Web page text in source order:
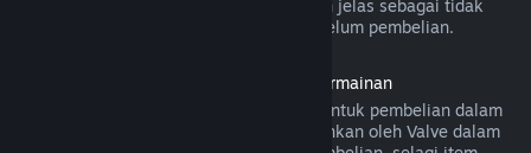
Pengecualian ini akan ditandakan dengan jelas sebagai tidak
boleh dibayar balik di halaman Store sebelum pembelian.
Bayaran balik untuk Pembelian Dalam Permainan
Steam akan menawarkan bayaran balik untuk pembelian dalam
permainan bagi permainan yang dibangunkan oleh Valve dalam